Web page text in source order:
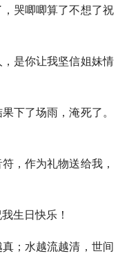
哭唧唧算了不想了祝
是你让我坚信姐妹情
下了场雨，淹死了。
，作为礼物送给我，
生日快乐！
；水越流越清，世间